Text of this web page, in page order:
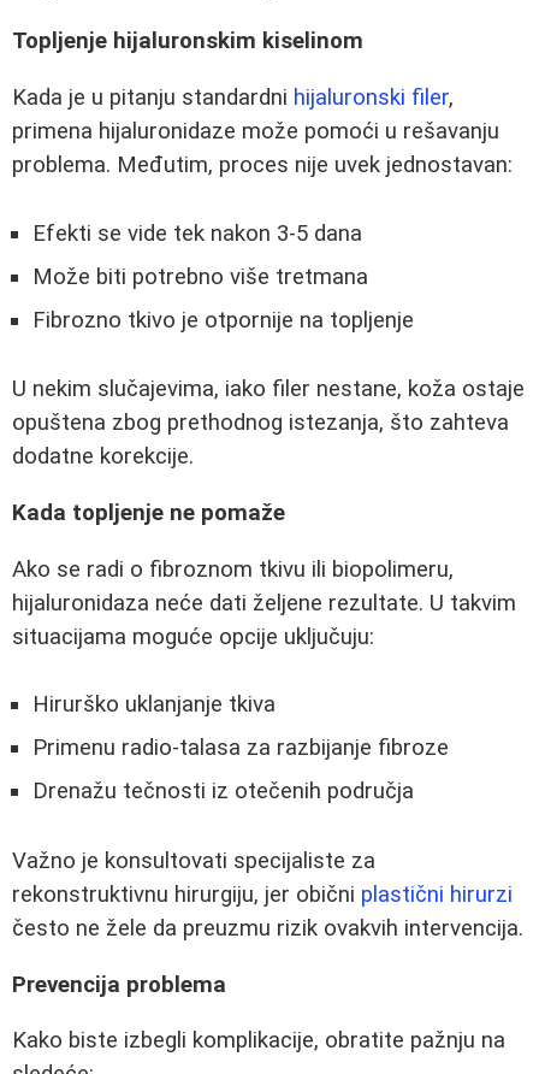
Topljenje hijaluronskim kiselinom
Kada je u pitanju standardni hijaluronski filer,
primena hijaluronidaze može pomoći u rešavanju
problema. Međutim, proces nije uvek jednostavan:
Efekti se vide tek nakon 3-5 dana
Može biti potrebno više tretmana
Fibrozno tkivo je otpornije na topljenje
U nekim slučajevima, iako filer nestane, koža ostaje
opuštena zbog prethodnog istezanja, što zahteva
dodatne korekcije.
Kada topljenje ne pomaže
Ako se radi o fibroznom tkivu ili biopolimeru,
hijaluronidaza neće dati željene rezultate. U takvim
situacijama moguće opcije uključuju:
Hirurško uklanjanje tkiva
Primenu radio-talasa za razbijanje fibroze
Drenažu tečnosti iz otečenih područja
Važno je konsultovati specijaliste za
rekonstruktivnu hirurgiju, jer obični plastični hirurzi
često ne žele da preuzmu rizik ovakvih intervencija.
Prevencija problema
Kako biste izbegli komplikacije, obratite pažnju na